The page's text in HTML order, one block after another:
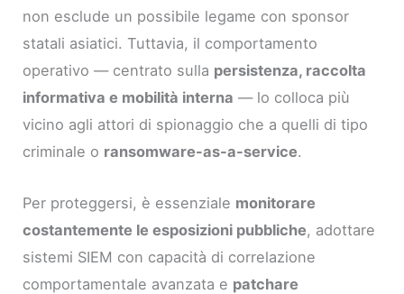
non esclude un possibile legame con sponsor
statali asiatici. Tuttavia, il comportamento
operativo — centrato sulla persistenza, raccolta
informativa e mobilità interna — lo colloca più
vicino agli attori di spionaggio che a quelli di tipo
criminale o ransomware-as-a-service.
Per proteggersi, è essenziale monitorare
costantemente le esposizioni pubbliche, adottare
sistemi SIEM con capacità di correlazione
comportamentale avanzata e patchare